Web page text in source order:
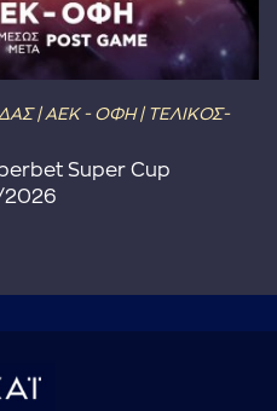
| ΑΕΚ - ΟΦΗ | ΤΕΛΙΚΟΣ-
Super Cup
2026